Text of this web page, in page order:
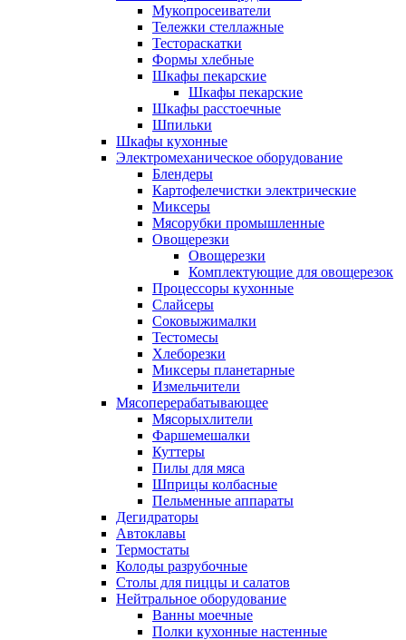
Мукопросеиватели
Тележки стеллажные
Тестораскатки
Формы хлебные
Шкафы пекарские
Шкафы пекарские
Шкафы расстоечные
Шпильки
Шкафы кухонные
Электромеханическое оборудование
Блендеры
Картофелечистки электрические
Миксеры
Мясорубки промышленные
Овощерезки
Овощерезки
Комплектующие для овощерезок
Процессоры кухонные
Слайсеры
Соковыжималки
Тестомесы
Хлеборезки
Миксеры планетарные
Измельчители
Мясоперерабатывающее
Мясорыхлители
Фаршемешалки
Куттеры
Пилы для мяса
Шприцы колбасные
Пельменные аппараты
Дегидраторы
Автоклавы
Термостаты
Колоды разрубочные
Столы для пиццы и салатов
Нейтральное оборудование
Ванны моечные
Полки кухонные настенные